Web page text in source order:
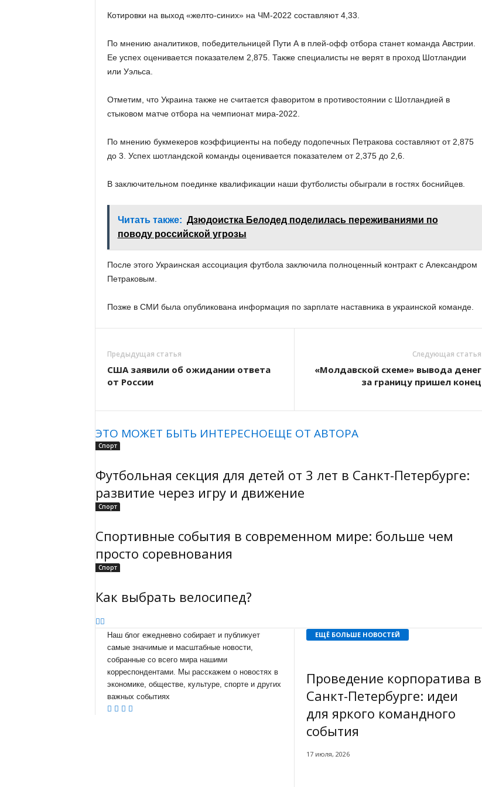
Котировки на выход «желто-синих» на ЧМ-2022 составляют 4,33.
По мнению аналитиков, победительницей Пути А в плей-офф отбора станет команда Австрии.
Ее успех оценивается показателем 2,875. Также специалисты не верят в проход Шотландии
или Уэльса.
Отметим, что Украина также не считается фаворитом в противостоянии с Шотландией в
стыковом матче отбора на чемпионат мира-2022.
По мнению букмекеров коэффициенты на победу подопечных Петракова составляют от 2,875
до 3. Успех шотландской команды оценивается показателем от 2,375 до 2,6.
В заключительном поединке квалификации наши футболисты обыграли в гостях боснийцев.
Читать также: Дзюдоистка Белодед поделилась переживаниями по
поводу российской угрозы
После этого Украинская ассоциация футбола заключила полноценный контракт с Александром
Петраковым.
Позже в СМИ была опубликована информация по зарплате наставника в украинской команде.
Предыдущая статья
США заявили об ожидании ответа
от России
Следующая статья
«Молдавской схеме» вывода денег
за границу пришел конец
ЭТО МОЖЕТ БЫТЬ ИНТЕРЕСНОЕЩЕ ОТ АВТОРА
Спорт
Футбольная секция для детей от 3 лет в Санкт-Петербурге:
развитие через игру и движение
Спорт
Спортивные события в современном мире: больше чем
просто соревнования
Спорт
Как выбрать велосипед?
Наш блог ежедневно собирает и публикует
самые значимые и масштабные новости,
собранные со всего мира нашими
корреспондентами. Мы расскажем о новостях в
экономике, обществе, культуре, спорте и других
важных событиях
ЕЩЁ БОЛЬШЕ НОВОСТЕЙ
Проведение корпоратива в
Санкт-Петербурге: идеи
для яркого командного
события
17 июля, 2026